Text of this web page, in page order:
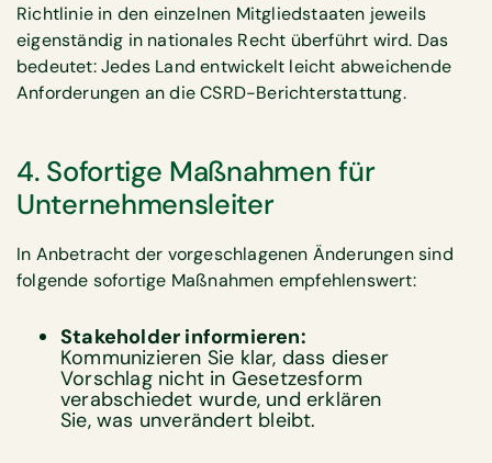
Richtlinie in den einzelnen Mitgliedstaaten jeweils
eigenständig in nationales Recht überführt wird. Das
bedeutet: Jedes Land entwickelt leicht abweichende
Anforderungen an die CSRD-Berichterstattung.
4. Sofortige Maßnahmen für
Unternehmensleiter
In Anbetracht der vorgeschlagenen Änderungen sind
folgende sofortige Maßnahmen empfehlenswert:
Stakeholder informieren:
Kommunizieren Sie klar, dass dieser
Vorschlag nicht in Gesetzesform
verabschiedet wurde, und erklären
Sie, was unverändert bleibt.